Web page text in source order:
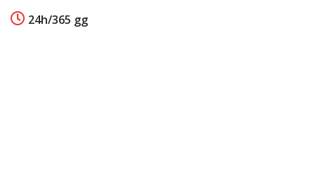
24h/365 gg